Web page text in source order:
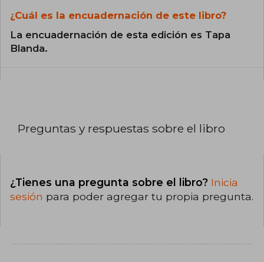
¿Cuál es la encuadernación de este libro?
La encuadernación de esta edición es Tapa
Blanda.
Preguntas y respuestas sobre el libro
¿Tienes una pregunta sobre el libro? Inicia
sesión para poder agregar tu propia pregunta.